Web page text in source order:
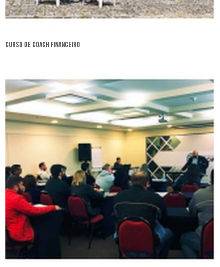
curso de coach financeiro